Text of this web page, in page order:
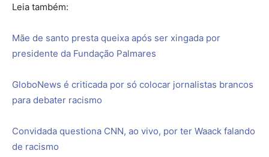
Leia também:
Mãe de santo presta queixa após ser xingada por
presidente da Fundação Palmares
GloboNews é criticada por só colocar jornalistas brancos
para debater racismo
Convidada questiona CNN, ao vivo, por ter Waack falando
de racismo